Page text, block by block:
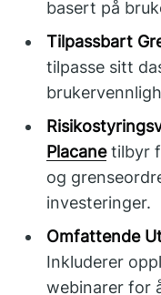
basert på
Tilpassbart
tilpasse sitt
Placanetilbyr
og
investeringer.
Omfattende
Inkluderer
webinarer for